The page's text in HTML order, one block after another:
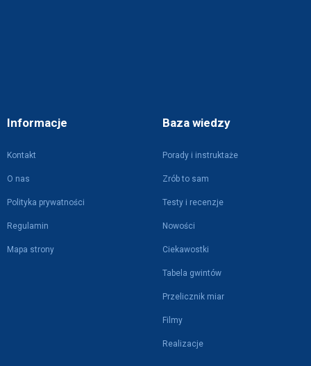
Informacje
Kontakt
O nas
Polityka prywatności
Regulamin
Mapa strony
Baza wiedzy
Porady i instruktaże
Zrób to sam
Testy i recenzje
Nowości
Ciekawostki
Tabela gwintów
Przelicznik miar
Filmy
Realizacje